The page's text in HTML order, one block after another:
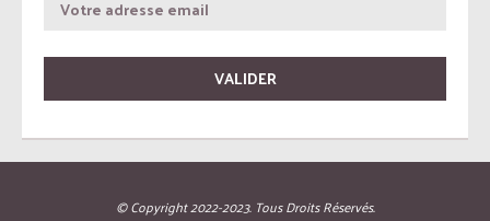
© Copyright 2022-2023. Tous Droits Réservés.